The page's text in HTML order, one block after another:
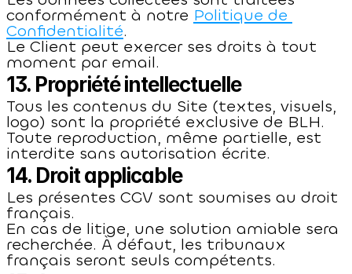
conformément à notre Politique de
Confidentialité.
Le Client peut exercer ses droits à tout
moment par email.
13. Propriété intellectuelle
Tous les contenus du Site (textes, visuels,
logo) sont la propriété exclusive de BLH.
Toute reproduction, même partielle, est
interdite sans autorisation écrite.
14. Droit applicable
Les présentes CGV sont soumises au droit
français.
En cas de litige, une solution amiable sera
recherchée. À défaut, les tribunaux
français seront seuls compétents.